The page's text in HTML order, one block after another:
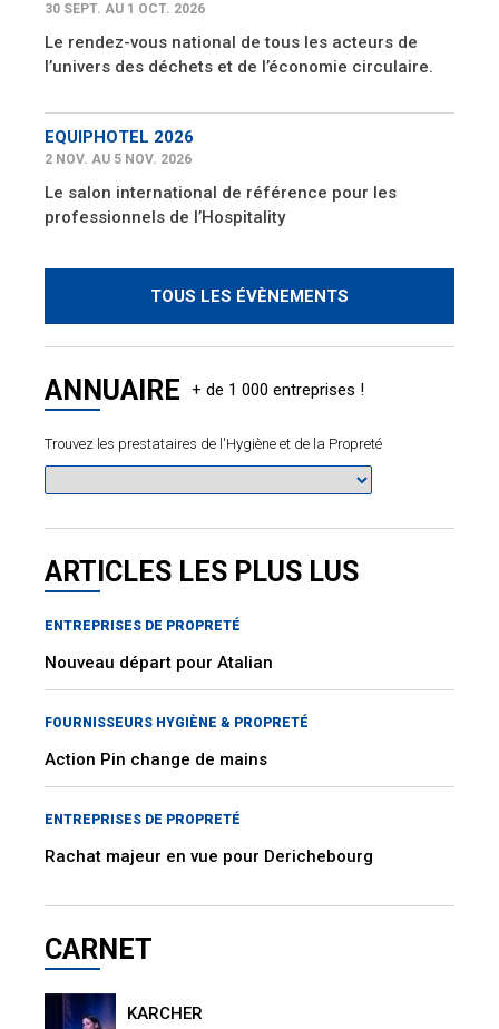
30 SEPT. AU 1 OCT. 2026
Le rendez-vous national de tous les acteurs de
l’univers des déchets et de l’économie circulaire.
EQUIPHOTEL 2026
2 NOV. AU 5 NOV. 2026
Le salon international de référence pour les
professionnels de l’Hospitality
TOUS LES ÉVÈNEMENTS
ANNUAIRE
Trouvez les prestataires de l'Hygiène et de la Propreté
ARTICLES LES PLUS LUS
ENTREPRISES DE PROPRETÉ
Nouveau départ pour Atalian
FOURNISSEURS HYGIÈNE & PROPRETÉ
Action Pin change de mains
ENTREPRISES DE PROPRETÉ
Rachat majeur en vue pour Derichebourg
CARNET
KARCHER